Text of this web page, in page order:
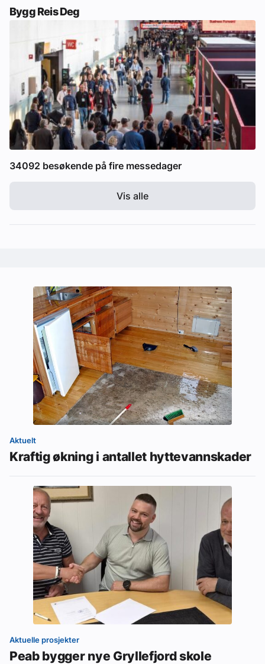
Bygg Reis Deg
34092 besøkende på fire messedager
Vis alle
Aktuelt
Kraftig økning i antallet hyttevannskader
Aktuelle prosjekter
Peab bygger nye Gryllefjord skole